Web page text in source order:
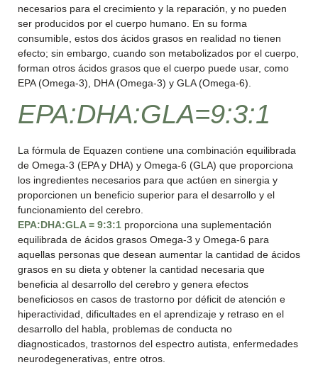
necesarios para el crecimiento y la reparación, y no pueden
ser producidos por el cuerpo humano. En su forma
consumible, estos dos ácidos grasos en realidad no tienen
efecto; sin embargo, cuando son metabolizados por el cuerpo,
forman otros ácidos grasos que el cuerpo puede usar, como
EPA (Omega-3), DHA (Omega-3) y GLA (Omega-6).
EPA:DHA:GLA=9:3:1
La fórmula de Equazen contiene una combinación equilibrada
de Omega-3 (EPA y DHA) y Omega-6 (GLA) que proporciona
los ingredientes necesarios para que actúen en sinergia y
proporcionen un beneficio superior para el desarrollo y el
funcionamiento del cerebro.
EPA:DHA:GLA = 9:3:1 proporciona una suplementación
equilibrada de ácidos grasos Omega-3 y Omega-6 para
aquellas personas que desean aumentar la cantidad de ácidos
grasos en su dieta y obtener la cantidad necesaria que
beneficia al desarrollo del cerebro y genera efectos
beneficiosos en casos de trastorno por déficit de atención e
hiperactividad, dificultades en el aprendizaje y retraso en el
desarrollo del habla, problemas de conducta no
diagnosticados, trastornos del espectro autista, enfermedades
neurodegenerativas, entre otros.